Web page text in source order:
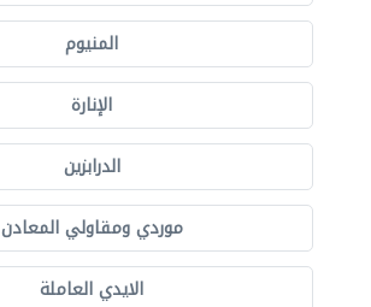
المنيوم
الإنارة
الدرابزين
موردي ومقاولي المعادن
الايدي العاملة